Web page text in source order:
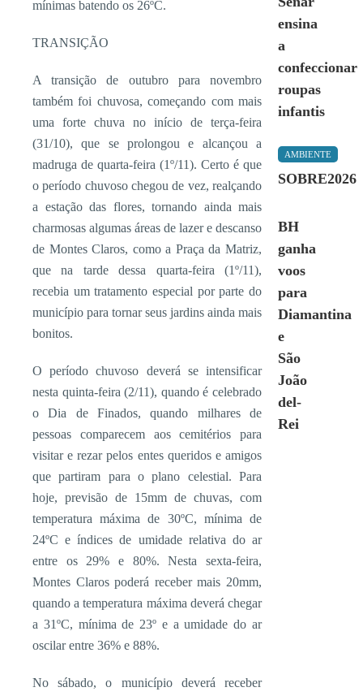
mínimas batendo os 26ºC.
TRANSIÇÃO
A transição de outubro para novembro
também foi chuvosa, começando com mais
uma forte chuva no início de terça-feira
(31/10), que se prolongou e alcançou a
madruga de quarta-feira (1º/11). Certo é que
o período chuvoso chegou de vez, realçando
a estação das flores, tornando ainda mais
charmosas algumas áreas de lazer e descanso
de Montes Claros, como a Praça da Matriz,
que na tarde dessa quarta-feira (1º/11),
recebia um tratamento especial por parte do
município para tornar seus jardins ainda mais
bonitos.
O período chuvoso deverá se intensificar
nesta quinta-feira (2/11), quando é celebrado
o Dia de Finados, quando milhares de
pessoas comparecem aos cemitérios para
visitar e rezar pelos entes queridos e amigos
que partiram para o plano celestial. Para
hoje, previsão de 15mm de chuvas, com
temperatura máxima de 30ºC, mínima de
24ºC e índices de umidade relativa do ar
entre os 29% e 80%. Nesta sexta-feira,
Montes Claros poderá receber mais 20mm,
quando a temperatura máxima deverá chegar
a 31ºC, mínima de 23º e a umidade do ar
oscilar entre 36% e 88%.
No sábado, o município deverá receber
ensina
a
confeccionar
roupas
infantis
AMBIENTE
SOBRE2026
BH
ganha
voos
para
Diamantina
e
São
João
del-
Rei